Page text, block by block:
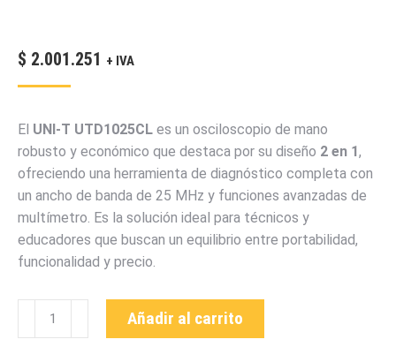
$ 2.001.251 + IVA
El UNI-T UTD1025CL es un osciloscopio de mano
robusto y económico que destaca por su diseño 2 en 1,
ofreciendo una herramienta de diagnóstico completa con
un ancho de banda de 25 MHz y funciones avanzadas de
multímetro. Es la solución ideal para técnicos y
educadores que buscan un equilibrio entre portabilidad,
funcionalidad y precio.
UTD1025CL
Añadir al carrito